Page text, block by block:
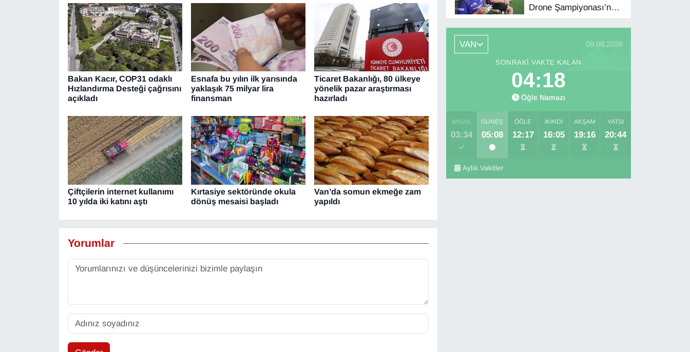
Bakan Kacır, COP31 odaklı
Hızlandırma Desteği çağrısını
açıkladı
Esnafa bu yılın ilk yarısında
yaklaşık 75 milyar lira
finansman
Ticaret Bakanlığı, 80 ülkeye
yönelik pazar araştırması
hazırladı
Çiftçilerin internet kullanımı
10 yılda iki katını aştı
Kırtasiye sektöründe okula
dönüş mesaisi başladı
Van’da somun ekmeğe zam
yapıldı
Yorumlar
Drone Şampiyonası’nda
ilk etap Şırnak’ta
VAN
09.08.2026
SONRAKI VAKTE KALAN
04:17
Öğle Namazı
İMSAK
03:34
GÜNEŞ
05:08
ÖĞLE
12:17
İKINDI
16:05
AKŞAM
19:16
YATSI
20:44
Aylık Vakitler
TEKNOLOJİ
VAN'DA SPOR